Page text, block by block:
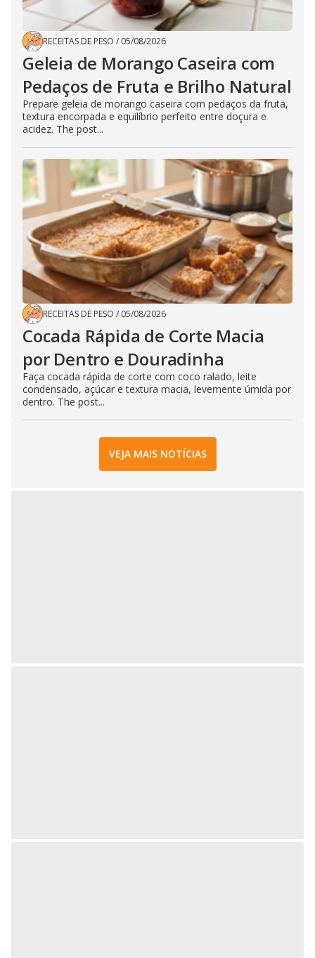
RECEITAS DE PESO / 05/08/2026
Geleia de Morango Caseira com
Pedaços de Fruta e Brilho Natural
Prepare geleia de morango caseira com pedaços da fruta,
textura encorpada e equilíbrio perfeito entre doçura e
acidez. The post...
RECEITAS DE PESO / 05/08/2026
Cocada Rápida de Corte Macia
por Dentro e Douradinha
Faça cocada rápida de corte com coco ralado, leite
condensado, açúcar e textura macia, levemente úmida por
dentro. The post...
VEJA MAIS NOTÍCIAS